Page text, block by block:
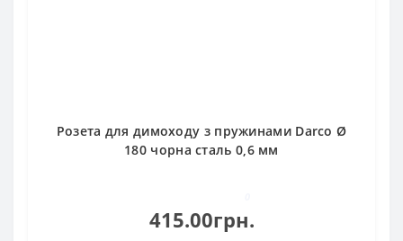
Розета для димоходу з пружинами Darco Ø
180 чорна сталь 0,6 мм
415.00грн.